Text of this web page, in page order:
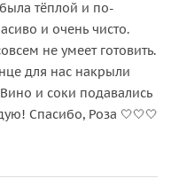
тёплой и по-
и очень чисто.
не умеет готовить.
для нас накрыли
и соки подавались
Спасибо, Роза 🤍🤍🤍